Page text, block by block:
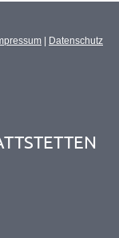
| Datenschutz